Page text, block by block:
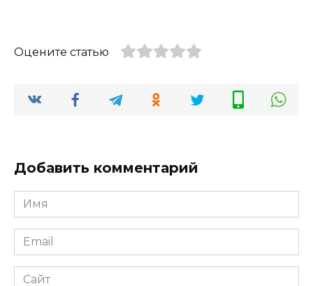
Оцените статью
Добавить комментарий
Имя
*
Email
*
Сайт